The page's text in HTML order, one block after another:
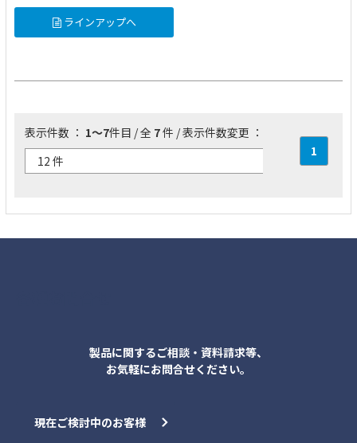
ラインアップへ
表示件数 ： 1～7件目 / 全 7件 / 表示件数変更 ：
1
製品に関するご相談・資料請求等、
お気軽にお問合せください。
現在ご検討中のお客様